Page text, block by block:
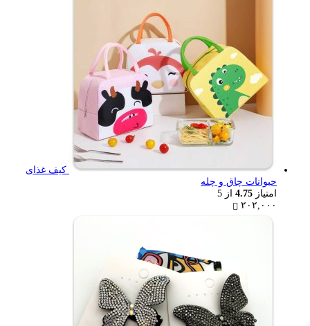
کیف غذای
حیوانات چاق و چله
امتیاز 4.75 از 5
۲۰۲,۰۰۰